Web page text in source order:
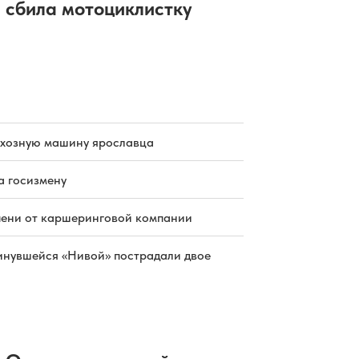
сбила мотоциклистку
машину ярославца
госизмену
от каршеринговой компании
«Нивой» пострадали двое